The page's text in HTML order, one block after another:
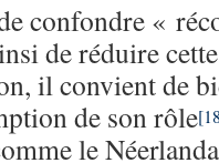
confondre «
de réduire
il convient de
de son rôle
le